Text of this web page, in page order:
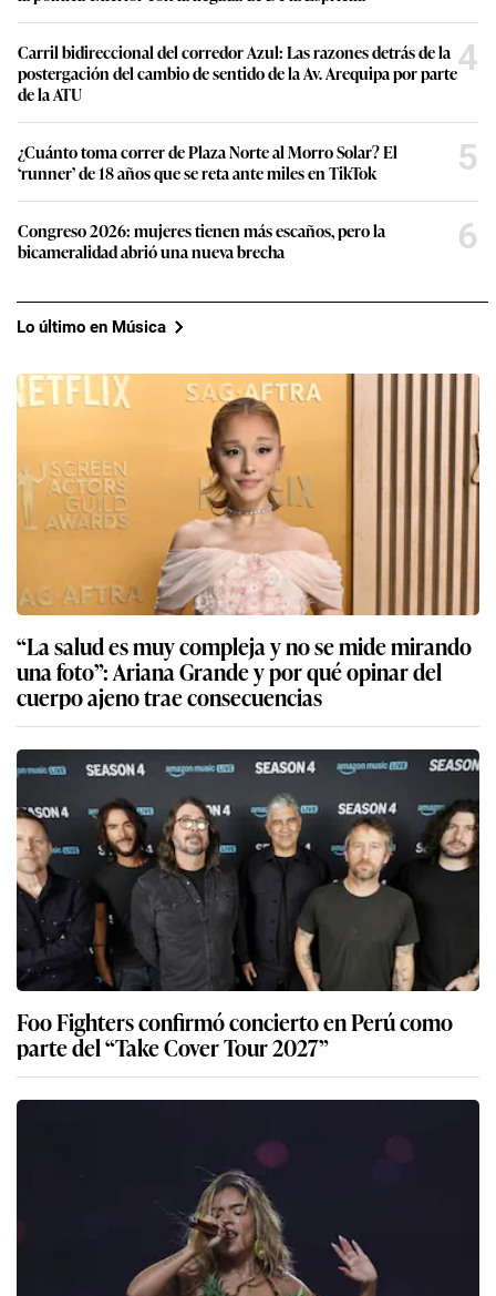
Carril bidireccional del corredor Azul: Las razones detrás de la
postergación del cambio de sentido de la Av. Arequipa por parte
de la ATU
4
¿Cuánto toma correr de Plaza Norte al Morro Solar? El
‘runner’ de 18 años que se reta ante miles en TikTok
5
Congreso 2026: mujeres tienen más escaños, pero la
bicameralidad abrió una nueva brecha
6
Lo último en Música
“La salud es muy compleja y no se mide mirando
una foto”: Ariana Grande y por qué opinar del
cuerpo ajeno trae consecuencias
Foo Fighters confirmó concierto en Perú como
parte del “Take Cover Tour 2027”